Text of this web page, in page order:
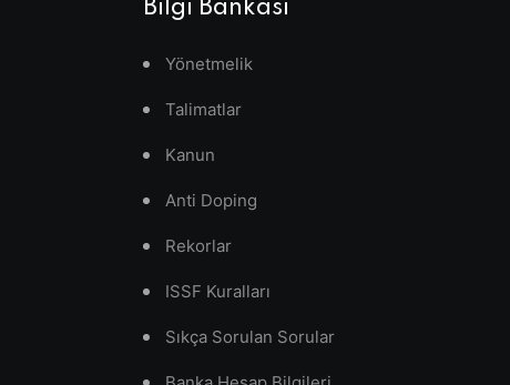
Bilgi Bankası
Yönetmelik
Talimatlar
Kanun
Anti Doping
Rekorlar
ISSF Kuralları
Sıkça Sorulan Sorular